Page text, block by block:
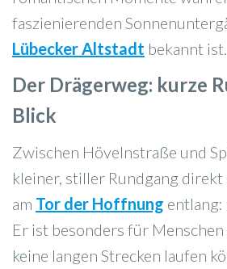
faszienierenden
Lübecker Altstadt bekannt ist.
Der Drägerweg: kurze
Blick
Zwischen Hövelnstraße und
kleiner, stiller Rundgang direkt
am Tor der Hoffnung entlang:
Er ist besonders für
keine langen Strecken laufen